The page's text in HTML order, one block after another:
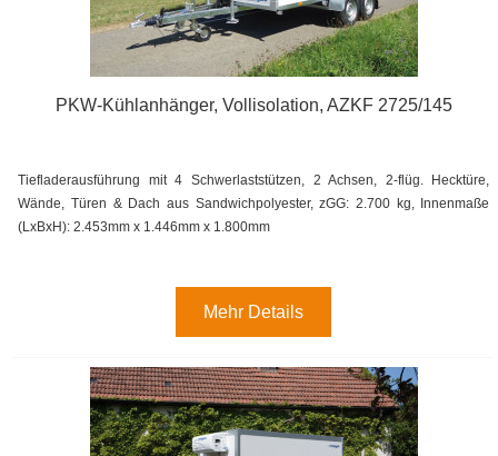
PKW-Kühlanhänger, Vollisolation, AZKF 2725/145
Tiefladerausführung mit 4 Schwerlaststützen, 2 Achsen, 2-flüg. Hecktüre,
Wände, Türen & Dach aus Sandwichpolyester, zGG: 2.700 kg, Innenmaße
(LxBxH): 2.453mm x 1.446mm x 1.800mm
Mehr Details